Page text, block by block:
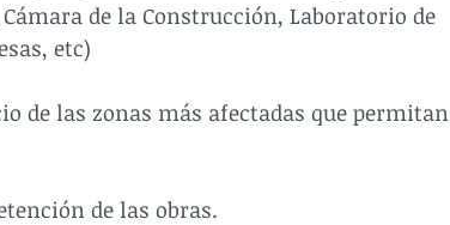
de la Construcción, Laboratorio de
etc)
de las zonas más afectadas que permitan
de las obras.